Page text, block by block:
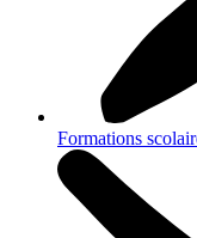
Formations